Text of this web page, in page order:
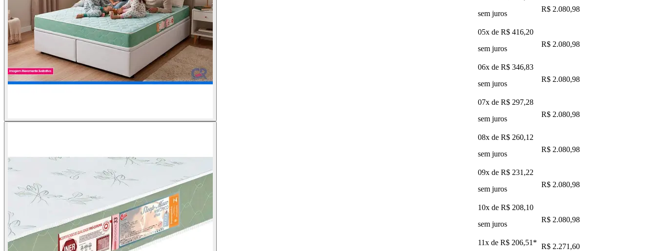
sem juros
R$ 2.080,98
05x de R$ 416,20
sem juros
R$ 2.080,98
06x de R$ 346,83
sem juros
R$ 2.080,98
07x de R$ 297,28
sem juros
R$ 2.080,98
08x de R$ 260,12
sem juros
R$ 2.080,98
09x de R$ 231,22
sem juros
R$ 2.080,98
10x de R$ 208,10
sem juros
R$ 2.080,98
11x de R$ 206,51 * R$ 2.271,60